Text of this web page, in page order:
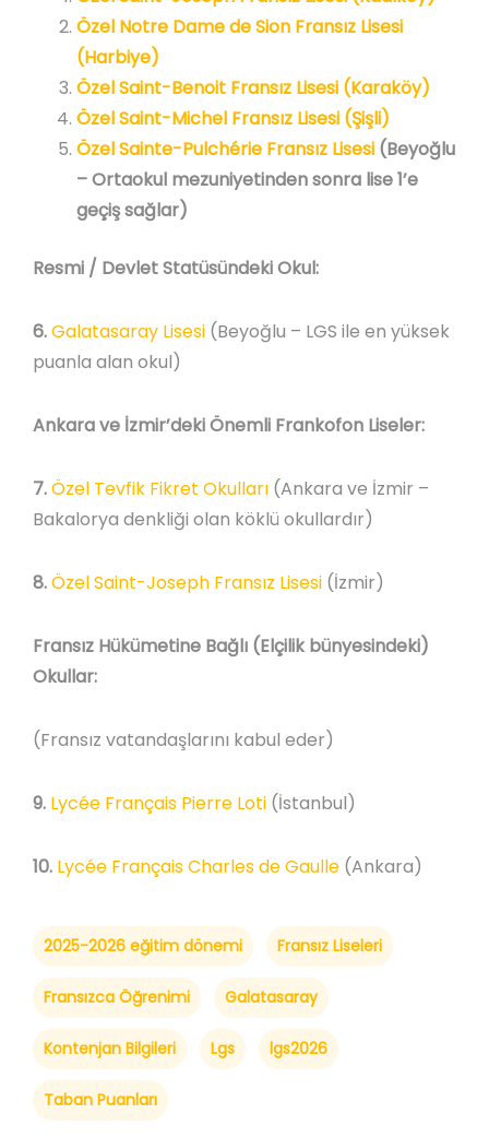
Özel Notre Dame de Sion Fransız Lisesi
(Harbiye)
Özel Saint-Benoit Fransız Lisesi (Karaköy)
Özel Saint-Michel Fransız Lisesi (Şişli)
Özel Sainte-Pulchérie Fransız Lisesi (Beyoğlu
– Ortaokul mezuniyetinden sonra lise 1’e
geçiş sağlar)
Resmi / Devlet Statüsündeki Okul:
6.Galatasaray Lisesi (Beyoğlu – LGS ile en yüksek
puanla alan okul)
Ankara ve İzmir’deki Önemli Frankofon Liseler:
7.Özel Tevfik Fikret Okulları (Ankara ve İzmir –
Bakalorya denkliği olan köklü okullardır)
8.Özel Saint-Joseph Fransız Lisesi (İzmir)
Fransız Hükümetine Bağlı (Elçilik bünyesindeki)
Okullar:
(Fransız vatandaşlarını kabul eder)
9. Lycée Français Pierre Loti (İstanbul)
10. Lycée Français Charles de Gaulle (Ankara)
2025-2026 eğitim dönemi Fransız Liseleri
Fransızca Öğrenimi Galatasaray
Kontenjan Bilgileri Lgs lgs2026
Taban Puanları